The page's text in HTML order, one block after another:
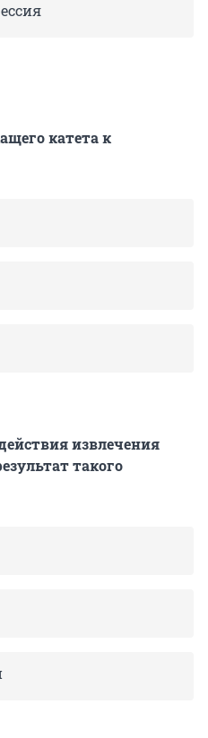
катета к
извлечения
такого